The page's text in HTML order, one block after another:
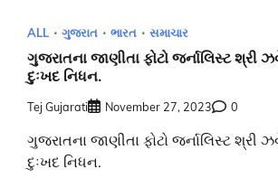
ALL ગુજરાત ભારત સમાચાર
ગુજરાતના જાણીતા ફોટો જર્નાલિસ્ટ શ્રી
દુઃખદ નિધન.
Tej Gujarati November 27, 2023 0
ગુજરાતના જાણીતા ફોટો જર્નાલિસ્ટ શ્રી
દુઃખદ નિધન.